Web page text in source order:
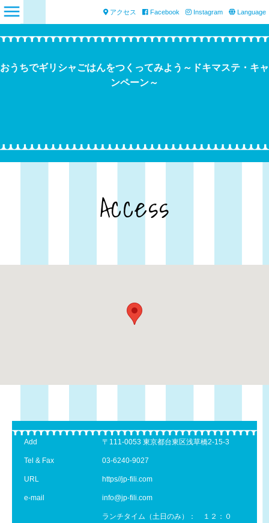
アクセス Facebook Instagram Language
おうちでギリシャごはんをつくってみよう～ドキマステ・キャ
ンペーン～
Access
Add 〒111-0053 東京都台東区浅草橋2-15-3
Tel & Fax 03-6240-9027
URL https//jp-fili.com
e-mail info@jp-fili.com
ランチタイム（土日のみ）： １２：０